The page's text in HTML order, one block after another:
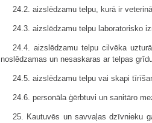
24.2. aizslēdzamu telpu, kurā ir
24.3. aizslēdzamu telpu laboratorisko
24.4. aizslēdzamu telpu cilvēka
noslēdzamas un nesaskaras ar telpas
24.5. aizslēdzamu telpu vai skapi
24.6. personāla ģērbtuvi un sanitāro
25. Kautuvēs un savvaļas dzīvnieku